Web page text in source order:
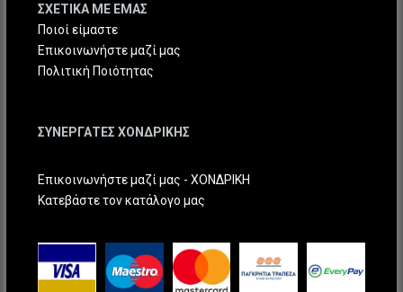
ΣΧΕΤΙΚΑ ΜΕ ΕΜΑΣ
Ποιοί είμαστε
Επικοινωνήστε μαζί μας
Πολιτική Ποιότητας
ΣΥΝΕΡΓΑΤΕΣ ΧΟΝΔΡΙΚΗΣ
Επικοινωνήστε μαζί μας - ΧΟΝΔΡΙΚΗ
Κατεβάστε τον κατάλογο μας